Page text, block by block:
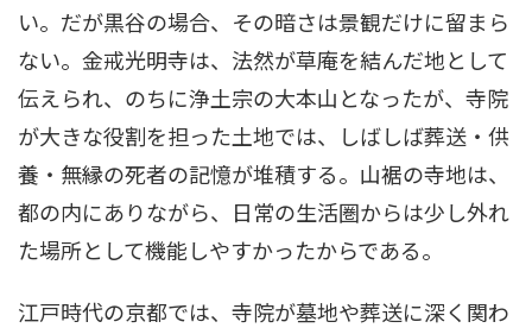
い。だが黒谷の場合、その暗さは景観だけに留まら
ない。金戒光明寺は、法然が草庵を結んだ地として
伝えられ、のちに浄土宗の大本山となったが、寺院
が大きな役割を担った土地では、しばしば葬送・供
養・無縁の死者の記憶が堆積する。山裾の寺地は、
都の内にありながら、日常の生活圏からは少し外れ
た場所として機能しやすかったからである。
江戸時代の京都では、寺院が墓地や葬送に深く関わ